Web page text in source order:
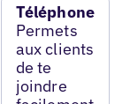
Téléphone
Permets
aux clients
de te
joindre